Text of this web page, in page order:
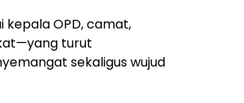
kepala OPD, camat,
turut
sekaligus wujud